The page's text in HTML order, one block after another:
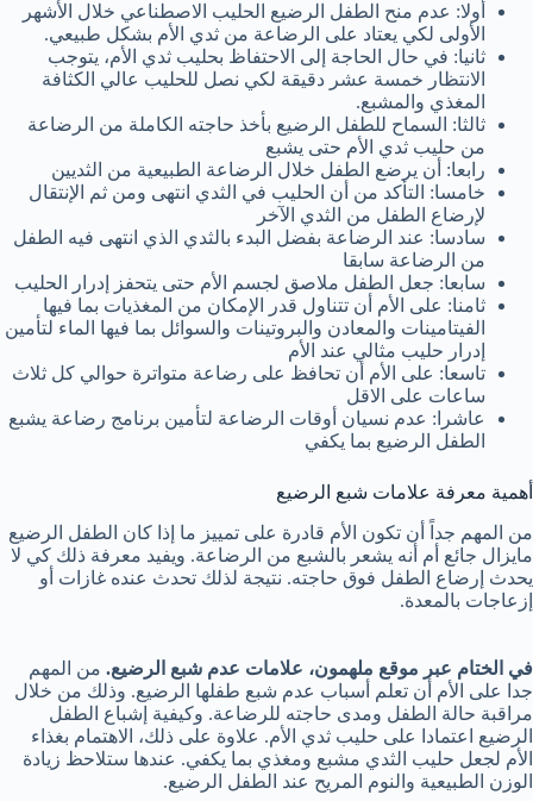
أولا: عدم منح الطفل الرضيع الحليب الاصطناعي خلال الأشهر
الأولى لكي يعتاد على الرضاعة من ثدي الأم بشكل طبيعي.
ثانيا: في حال الحاجة إلى الاحتفاظ بحليب ثدي الأم، يتوجب
الانتظار خمسة عشر دقيقة لكي نصل للحليب عالي الكثافة
المغذي والمشبع.
ثالثا: السماح للطفل الرضيع بأخذ حاجته الكاملة من الرضاعة
من حليب ثدي الأم حتى يشبع
رابعا: أن يرضع الطفل خلال الرضاعة الطبيعية من الثديين
خامسا: التأكد من أن الحليب في الثدي انتهى ومن ثم الإنتقال
لإرضاع الطفل من الثدي الآخر
سادسا: عند الرضاعة بفضل البدء بالثدي الذي انتهى فيه الطفل
من الرضاعة سابقا
سابعا: جعل الطفل ملاصق لجسم الأم حتى يتحفز إدرار الحليب
ثامنا: على الأم أن تتناول قدر الإمكان من المغذيات بما فيها
الفيتامينات والمعادن والبروتينات والسوائل بما فيها الماء لتأمين
إدرار حليب مثالي عند الأم
تاسعا: على الأم أن تحافظ على رضاعة متواترة حوالي كل ثلاث
ساعات على الاقل
عاشرا: عدم نسيان أوقات الرضاعة لتأمين برنامج رضاعة يشبع
الطفل الرضيع بما يكفي
أهمية معرفة علامات شبع الرضيع
من المهم جداً أن تكون الأم قادرة على تمييز ما إذا كان الطفل الرضيع
مايزال جائع أم أنه يشعر بالشبع من الرضاعة. ويفيد معرفة ذلك كي لا
يحدث إرضاع الطفل فوق حاجته. نتيجة لذلك تحدث عنده غازات أو
إزعاجات بالمعدة.
في الختام عبر موقع ملهمون، علامات عدم شبع الرضيع. من المهم
جدا على الأم أن تعلم أسباب عدم شبع طفلها الرضيع. وذلك من خلال
مراقبة حالة الطفل ومدى حاجته للرضاعة. وكيفية إشباع الطفل
الرضيع اعتمادا على حليب ثدي الأم. علاوة على ذلك، الاهتمام بغذاء
الأم لجعل حليب الثدي مشبع ومغذي بما يكفي. عندها ستلاحظ زيادة
الوزن الطبيعية والنوم المريح عند الطفل الرضيع.